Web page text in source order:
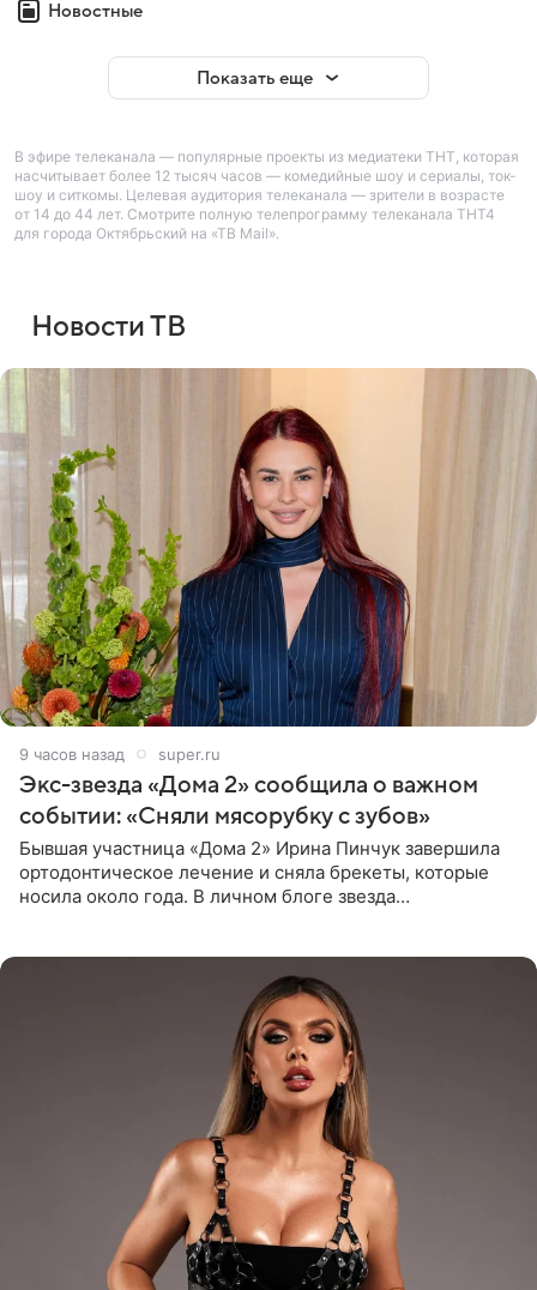
Новостные
Показать еще
В эфире телеканала — популярные проекты из медиатеки ТНТ, которая
насчитывает более 12 тысяч часов — комедийные шоу и сериалы, ток-
шоу и ситкомы. Целевая аудитория телеканала — зрители в возрасте
от 14 до 44 лет. Смотрите полную телепрограмму телеканала ТНТ4
для города Октябрьский на «ТВ Mail».
Новости ТВ
9 часов назад super.ru
Экс-звезда «Дома 2» сообщила о важном
событии: «Сняли мясорубку с зубов»
Бывшая участница «Дома 2» Ирина Пинчук завершила
ортодонтическое лечение и сняла брекеты, которые
носила около года. В личном блоге звезда